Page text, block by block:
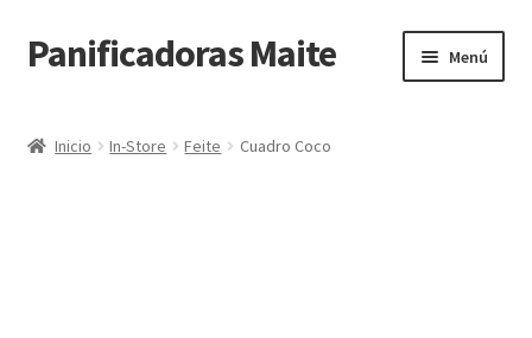
Ir
a
navegación
Ir
al
Panificadoras Maite Menú
Inicio In-Store Feite Cuadro Coco